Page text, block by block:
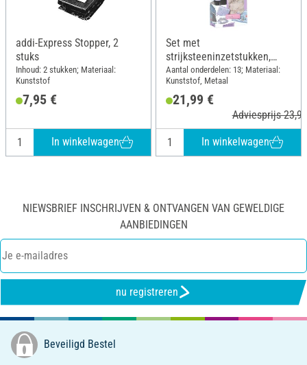
addi-Express Stopper, 2
stuks
Inhoud: 2 stukken; Materiaal:
Kunststof
7,95 €
In winkelwagen
Set met
strijksteeninzetstukken,
incl. 12 plukkers
Aantal onderdelen: 13; Materiaal:
Kunststof, Metaal
21,99 €
Adviesprijs
In winkelwagen
NIEWSBRIEF INSCHRIJVEN & ONTVANGEN VAN GEWELDIGE
AANBIEDINGEN
nu registreren
Beveiligd Bestel